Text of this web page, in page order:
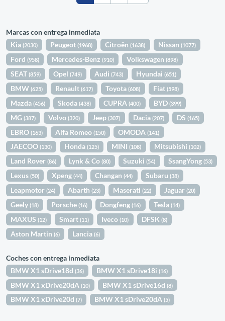
Marcas con entrega inmediata
Kia(2030) Peugeot(1968) Citroën(1638) Nissan (1077)
Ford(958) Mercedes-Benz(910) Volkswagen(898)
SEAT(859) Opel(749) Audi(743) Hyundai (651)
BMW(625) Renault(617) Toyota(608) Fiat (598)
Mazda(456) Skoda(438) CUPRA(400) BYD (399)
MG(387) Volvo(320) Jeep(307) Dacia (207) DS (165)
EBRO(163) Alfa Romeo(150) OMODA(141)
JAECOO(130) Honda(125) MINI(108) Mitsubishi (102)
Land Rover(86) Lynk & Co(80) Suzuki(54) SsangYong (53)
Lexus(50) Xpeng(44) Changan(44) Subaru (38)
Leapmotor(24) Abarth(23) Maserati(22) Jaguar (20)
Geely(18) Porsche(16) Dongfeng(16) Tesla (14)
MAXUS(12) Smart(11) Iveco(10) DFSK (8)
Aston Martin(6) Lancia(6)
Coches con entrega inmediata
BMW X1 sDrive18d(36) BMW X1 sDrive18i(16)
BMW X1 xDrive20dA(10) BMW X1 sDrive16d(8)
BMW X1 xDrive20d(7) BMW X1 sDrive20dA(5)